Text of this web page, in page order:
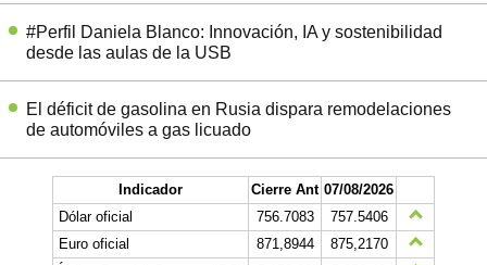
#Perfil Daniela Blanco: Innovación, IA y sostenibilidad
desde las aulas de la USB
El déficit de gasolina en Rusia dispara remodelaciones
de automóviles a gas licuado
Indicador Cierre Ant 07/08/2026
Dólar oficial
756.7083
757.5406
Euro oficial
871,8944
875,2170